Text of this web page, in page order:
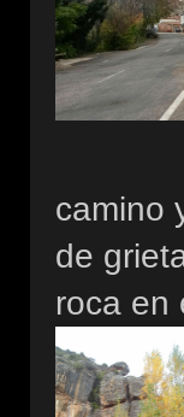
camino
de
roca en